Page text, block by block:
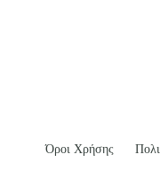
Όροι Χρήσης